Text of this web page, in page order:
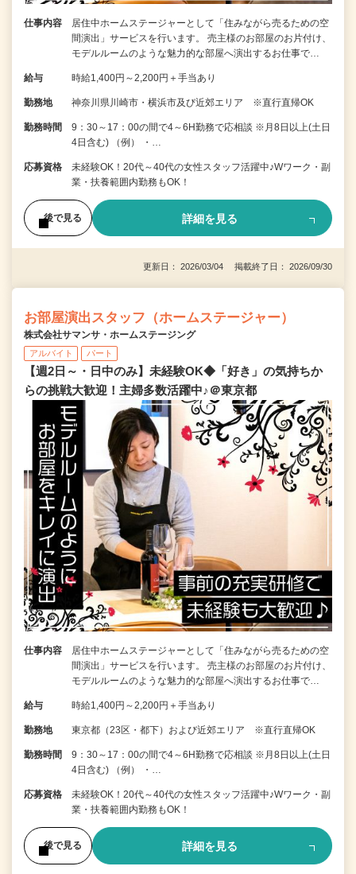
仕事内容
居住中ホームステージャーとして「住みながら売るための空
間演出」サービスを行います。 売主様のお部屋のお片付け、
モデルルームのような魅力的な部屋へ演出するお仕事で…
給与 時給1,400円～2,200円＋手当あり
勤務地 神奈川県川崎市・横浜市及び近郊エリア ※直行直帰OK
勤務時間
9：30～17：00の間で4～6H勤務で応相談 ※月8日以上(土日
4日含む) （例） ・…
応募資格
未経験OK！20代～40代の女性スタッフ活躍中♪Wワーク・副
業・扶養範囲内勤務もOK！
後で見る 詳細を見る
更新日： 2026/03/04 掲載終了日： 2026/09/30
お部屋演出スタッフ（ホームステージャー）
株式会社サマンサ・ホームステージング
アルバイト パート
【週2日～・日中のみ】未経験OK◆「好き」の気持ちか
らの挑戦大歓迎！主婦多数活躍中♪＠東京都
仕事内容
居住中ホームステージャーとして「住みながら売るための空
間演出」サービスを行います。 売主様のお部屋のお片付け、
モデルルームのような魅力的な部屋へ演出するお仕事で…
給与 時給1,400円～2,200円＋手当あり
勤務地 東京都（23区・都下）および近郊エリア ※直行直帰OK
勤務時間
9：30～17：00の間で4～6H勤務で応相談 ※月8日以上(土日
4日含む) （例） ・…
応募資格
未経験OK！20代～40代の女性スタッフ活躍中♪Wワーク・副
業・扶養範囲内勤務もOK！
後で見る 詳細を見る